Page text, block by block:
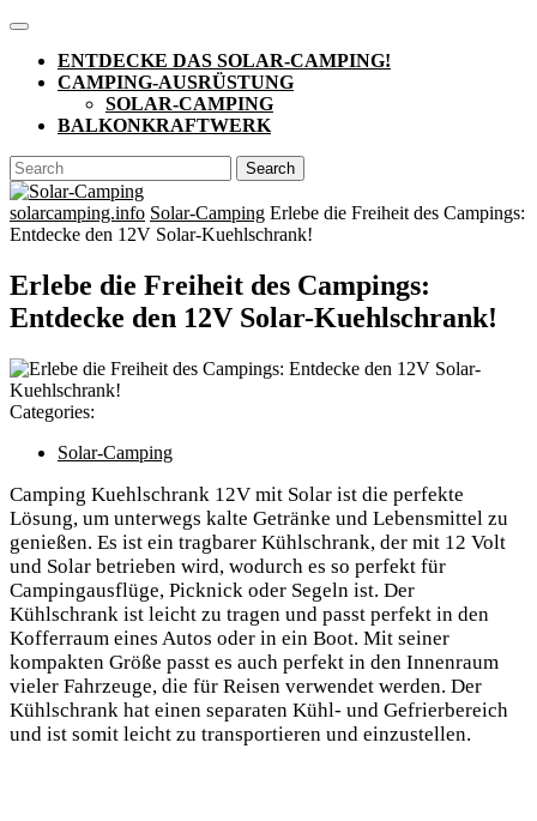
Skip
content
Open
ButtonENTDECKE DAS SOLAR-CAMPING!
CAMPING-AUSRÜSTUNG
SOLAR-CAMPING
BALKONKRAFTWERK
CLOSE
BUTTON
Search
for:
solarcamping.info Solar-Camping Erlebe die Freiheit des Campings:
Entdecke den 12V Solar-Kuehlschrank!
Erlebe die Freiheit des Campings:
Entdecke den 12V Solar-Kuehlschrank!
Categories:
Solar-Camping
Camping Kuehlschrank 12V mit Solar ist die perfekte
Lösung, um unterwegs kalte Getränke und Lebensmittel zu
genießen. Es ist ein tragbarer Kühlschrank, der mit 12 Volt
und Solar betrieben wird, wodurch es so perfekt für
Campingausflüge, Picknick oder Segeln ist. Der
Kühlschrank ist leicht zu tragen und passt perfekt in den
Kofferraum eines Autos oder in ein Boot. Mit seiner
kompakten Größe passt es auch perfekt in den Innenraum
vieler Fahrzeuge, die für Reisen verwendet werden. Der
Kühlschrank hat einen separaten Kühl- und Gefrierbereich
und ist somit leicht zu transportieren und einzustellen.